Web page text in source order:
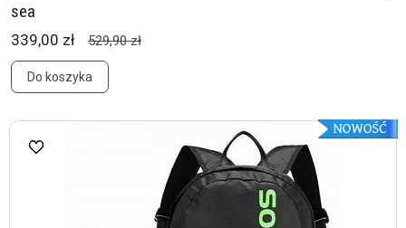
sea
339,00 zł 529,90 zł
Do koszyka